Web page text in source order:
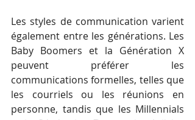
Les styles de communication varient
également entre les générations. Les
Baby Boomers et la Génération X
peuvent préférer les
communications formelles, telles que
les courriels ou les réunions en
personne, tandis que les Millennials